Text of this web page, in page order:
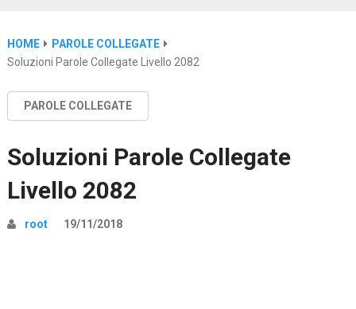
HOME
PAROLE COLLEGATE
Soluzioni Parole Collegate Livello 2082
PAROLE COLLEGATE
Soluzioni Parole Collegate
Livello 2082
root 19/11/2018